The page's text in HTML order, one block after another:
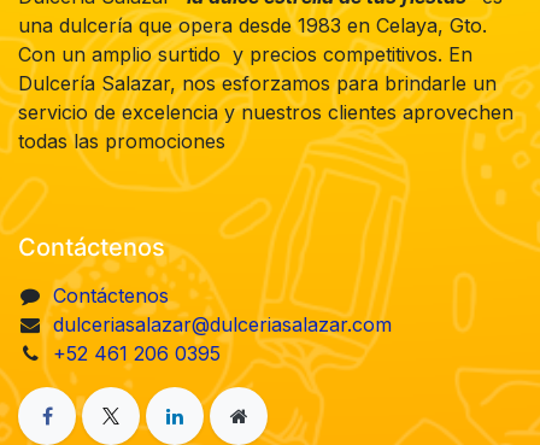
una dulcería que opera desde 1983 en Celaya, Gto.
Con un amplio surtido y precios competitivos. En
Dulcería Salazar, nos esforzamos para brindarle un
servicio de excelencia y nuestros clientes aprovechen
todas las promociones
Contáctenos
Contáctenos
dulceriasalazar@dulceriasalazar.com
+52 461 206 0395